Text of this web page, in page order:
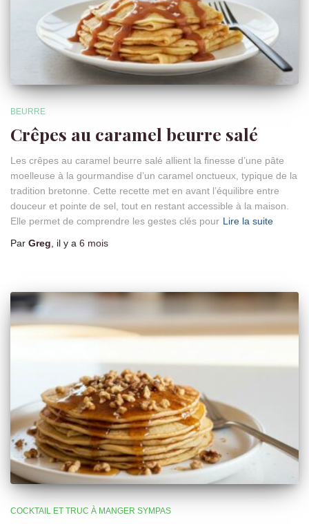
BEURRE
Crêpes au caramel beurre salé
Les crêpes au caramel beurre salé allient la finesse d’une pâte
moelleuse à la gourmandise d’un caramel onctueux, typique de la
tradition bretonne. Cette recette met en avant l’équilibre entre
douceur et pointe de sel, tout en restant accessible à la maison.
Elle permet de comprendre les gestes clés pour Lire la suite
Par Greg, il y a 6 mois
COCKTAIL ET TRUC À MANGER SYMPAS